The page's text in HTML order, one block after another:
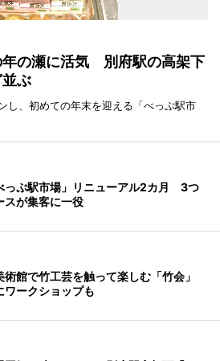
年の瀬に活気 別府駅の高架下
ぶ
し、初めての年末を迎える「べっぷ駅市
っぷ駅市場」リニューアル2カ月 3つ
スが集客に一役
術館で竹工芸を触って楽しむ「竹会」
ワークショップも